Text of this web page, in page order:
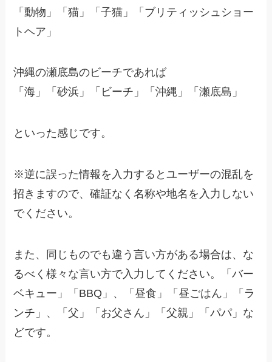
「動物」「猫」「子猫」「ブリティッシュショー
トヘア」
沖縄の瀬底島のビーチであれば
「海」「砂浜」「ビーチ」「沖縄」「瀬底島」
といった感じです。
※逆に誤った情報を入力するとユーザーの混乱を
招きますので、確証なく名称や地名を入力しない
でください。
また、同じものでも違う言い方がある場合は、な
るべく様々な言い方で入力してください。「バー
ベキュー」「BBQ」、「昼食」「昼ごはん」「ラ
ンチ」、「父」「お父さん」「父親」「パパ」な
どです。